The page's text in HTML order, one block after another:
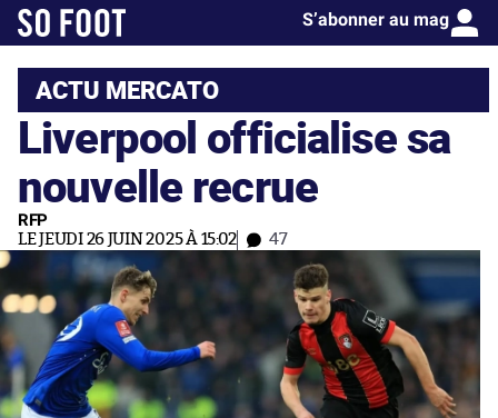
S’abonner au mag
ACTU MERCATO
Liverpool officialise sa
nouvelle recrue
RFP
LE JEUDI 26 JUIN 2025 À 15:02 47